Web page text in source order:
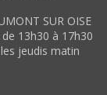
SUR OISE
13h30 à 17h30
jeudis matin